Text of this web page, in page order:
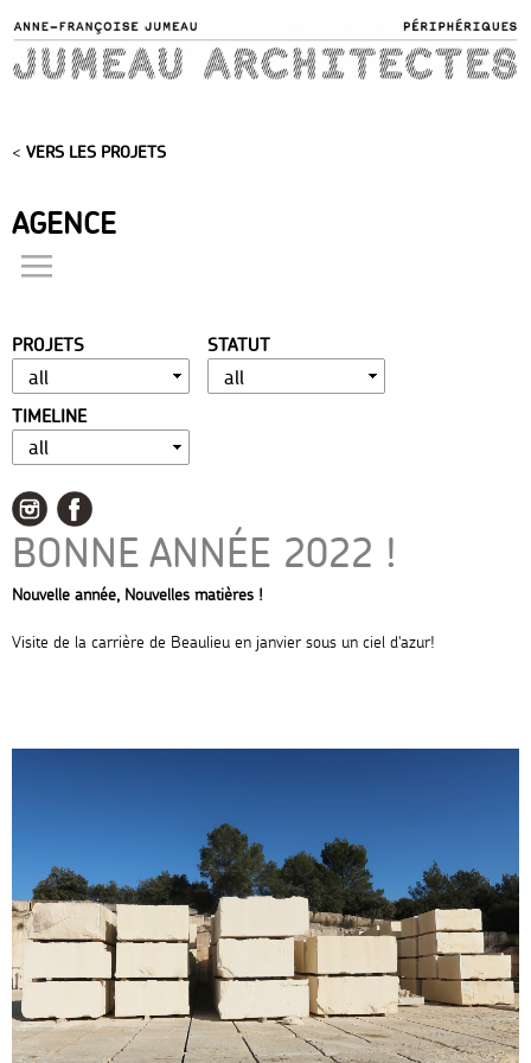
main
content
< VERS LES PROJETS
AGENCE
présentation
distinctions
publications
portfolio
contact
PROJETS STATUT
TIMELINE
BONNE ANNÉE 2022 !
Nouvelle année, Nouvelles matières !
Visite de la carrière de Beaulieu en janvier sous un ciel d'azur!